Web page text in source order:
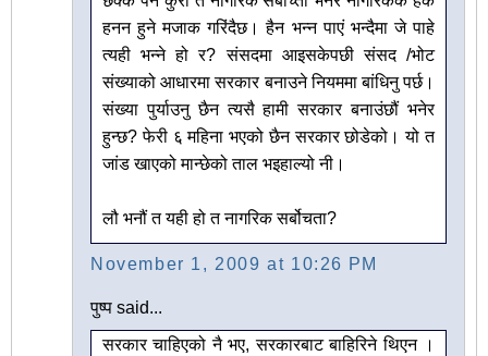
हनन हुने मजाक गरिंदैछ। हैन भन्न पाएं भन्दैमा जे पाहे
त्यही भन्ने हो र? संसदमा आइसकेपछी संसद /भोट
संख्याको आधारमा सरकार बनाउने नियममा बांधिनु पर्छ।
संख्या पुर्याउनु छैन त्यसै हामी सरकार बनाउंछौं भनेर
हुन्छ? फेरी ६ महिना भएको छैन सरकार छोडेको। यो त
जांड खाएको मान्छेको ताल भइहाल्यो नी।
लौ भनौं त यही हो त नागरिक सर्बोचता?
November 1, 2009 at 10:26 PM
पुष्प said...
सरकार चाहिएको नै भए, सरकारबाट बाहिरिने थिएन ।